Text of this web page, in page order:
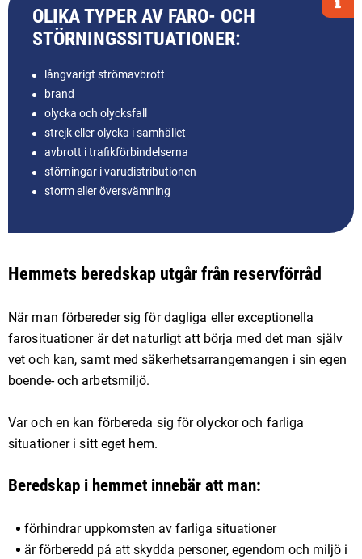
OLIKA TYPER AV FARO- OCH
STÖRNINGSSITUATIONER:
långvarigt strömavbrott
brand
olycka och olycksfall
strejk eller olycka i samhället
avbrott i trafikförbindelserna
störningar i varudistributionen
storm eller översvämning
Hemmets beredskap utgår från reservförråd
När man förbereder sig för dagliga eller exceptionella
farosituationer är det naturligt att börja med det man själv
vet och kan, samt med säkerhetsarrangemangen i sin egen
boende- och arbetsmiljö.
Var och en kan förbereda sig för olyckor och farliga
situationer i sitt eget hem.
Beredskap i hemmet innebär att man:
förhindrar uppkomsten av farliga situationer
är förberedd på att skydda personer, egendom och miljö i